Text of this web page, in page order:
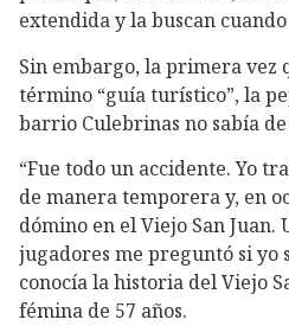
extendida y la buscan
Sin embargo, la primera vez
término “guía turístico”, la
barrio Culebrinas no sabía
“Fue todo un accidente. Yo
de manera temporera y, en
dómino en el Viejo San Juan.
jugadores me preguntó si yo
conocía la historia del Viejo
fémina de 57 años.